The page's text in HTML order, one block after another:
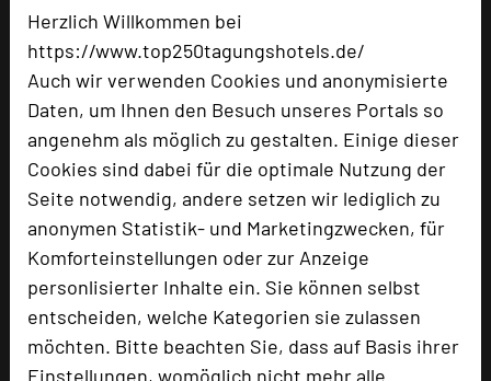
Herzlich Willkommen bei
https://www.top250tagungshotels.de/
Auch wir verwenden Cookies und anonymisierte
Daten, um Ihnen den Besuch unseres Portals so
angenehm als möglich zu gestalten. Einige dieser
Cookies sind dabei für die optimale Nutzung der
Seite notwendig, andere setzen wir lediglich zu
anonymen Statistik- und Marketingzwecken, für
Komforteinstellungen oder zur Anzeige
personlisierter Inhalte ein. Sie können selbst
entscheiden, welche Kategorien sie zulassen
möchten. Bitte beachten Sie, dass auf Basis ihrer
Einstellungen, womöglich nicht mehr alle
Einzelzimmer
Besonders geeignet für
Seminar, Konferenz
304 Seiten dieses Hotels wurden in den
vergangenen 30 Tagen auf diesem Portal
aufgerufen.